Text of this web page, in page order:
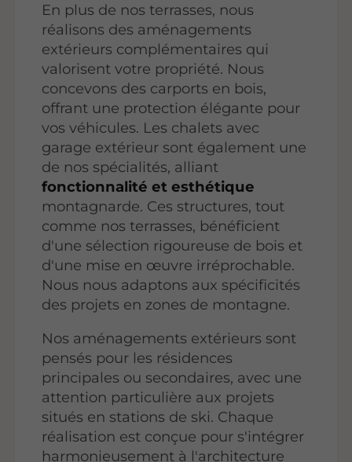
En plus de nos terrasses, nous
réalisons des aménagements
extérieurs complémentaires qui
valorisent votre propriété. Nous
concevons des carports en bois,
offrant une protection élégante pour
vos véhicules. Les chalets avec
garage extérieur sont également une
de nos spécialités, alliant
fonctionnalité et esthétique
montagnarde. Ces structures, tout
comme nos terrasses, bénéficient
d'une sélection rigoureuse de bois et
d'une mise en œuvre irréprochable.
Nous nous adaptons aux spécificités
des projets en zones de montagne.
Nos aménagements extérieurs sont
pensés pour les résidences
principales ou secondaires, avec une
attention particulière aux projets
situés en stations de ski. Chaque
réalisation est conçue pour s'intégrer
harmonieusement à l'architecture